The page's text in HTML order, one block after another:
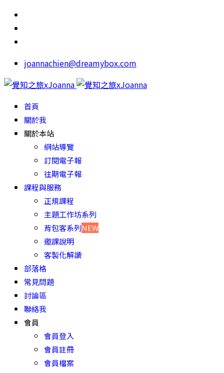
joannachien@dreamybox.com
首頁
關於我
關於本站
網站導覽
訂閱電子報
往期電子報
課程與服務
正規課程
主題工作坊系列
背包客系列NEW
邀課說明
客製化解讀
部落格
常見問題
討論區
聯絡我
會員
會員登入
會員註冊
會員檔案